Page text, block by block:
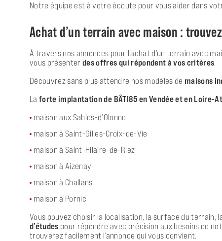
Notre équipe est à votre écoute pour vous aider dans
Achat d’un terrain avec maison :
À travers nos annonces pour l’achat d’un terrain avec
vous présenterdes offres qui répondent à vos critères.
Découvrez sans plus attendre nos modèles de maisons
La forte implantation de BÂTI85 en Vendée et en Loire-
maison aux Sables-d’Olonne
maison à Saint-Gilles-Croix-de-Vie
maison à Saint-Hilaire-de-Riez
maison à Aizenay
maison à Challans
maison à Pornic
Vous pouvez choisir la localisation, la surface du
d’études pour répondre avec précision aux besoins de
trouverez facilement l’annonce qui vous convient.